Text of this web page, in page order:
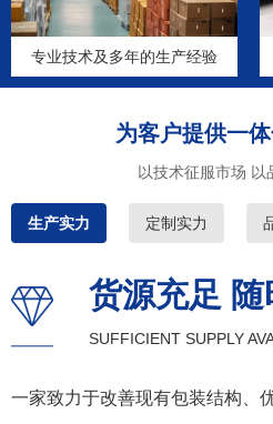
专业技术及多年的生产经验
为客户提供一
以技术征服市场 以
生产实力 定制实力
货源充足 随
SUFFICIENT SUPPLY
一家致力于改善现有包装结构、